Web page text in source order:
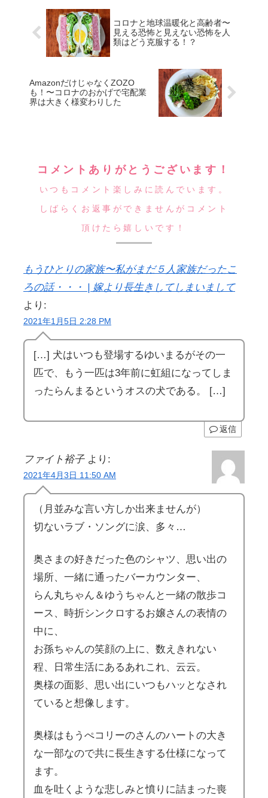
コロナと地球温暖化と高齢者〜
見える恐怖と見えない恐怖を人
類はどう克服する！？
AmazonだけじゃなくZOZO
も！〜コロナのおかげで宅配業
界は大きく様変わりした
コメントありがとうございます！
いつもコメント楽しみに読んでいます。
しばらくお返事ができませんがコメント
頂けたら嬉しいです！
もうひとりの家族〜私がまだ５人家族だったこ
ろの話・・・ | 嫁より長生きしてしまいまして
より:
2021年1月5日 2:28 PM
[…] 犬はいつも登場するゆいまるがその一
匹で、もう一匹は3年前に虹組になってしま
ったらんまるというオスの犬である。 […]
返信
ファイト裕子 より:
2021年4月3日 11:50 AM
（月並みな言い方しか出来ませんが）
切ないラブ・ソングに涙、多々…
奥さまの好きだった色のシャツ、思い出の
場所、一緒に通ったバーカウンター、
らん丸ちゃん＆ゆうちゃんと一緒の散歩コ
ース、時折シンクロするお嬢さんの表情の
中に、
お孫ちゃんの笑顔の上に、数えきれない
程、日常生活にあるあれこれ、云云。
奥様の面影、思い出にいつもハッとなされ
ていると想像します。
奥様はもうぺコリーのさんのハートの大き
な一部なので共に長生きする仕様になって
ます。
血を吐くような悲しみと憤りに詰まった喪